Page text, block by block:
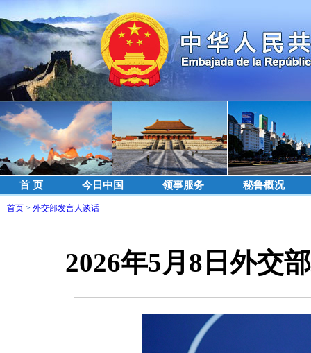
首 页 今日中国 领事服务 秘鲁概况
首页 > 外交部发言人谈话
2026年5月8日外交